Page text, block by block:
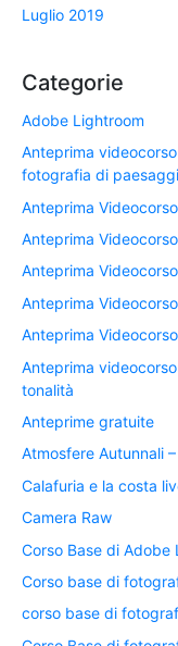
Luglio 2019
Categorie
Adobe Lightroom
Anteprima
fotografia di
Anteprima
Anteprima
Anteprima
Anteprima
Anteprima
Anteprima
tonalità
Anteprime gratuite
Atmosfere Autunnali
Calafuria e la costa
Camera Raw
Corso Base di Adobe
Corso base di
corso base di